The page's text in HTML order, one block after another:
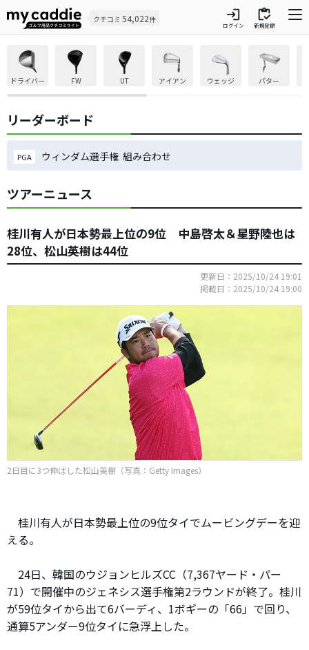
クチコミ 54,022件 login
ログイン
inventory
新規登録
ドライバー FW UT アイアン ウェッジ パター
リーダーボード
PGA ウィンダム選手権 組み合わせ
ツアーニュース
桂川有人が日本勢最上位の9位 中島啓太＆星野陸也は
28位、松山英樹は44位
更新日：2025/10/24 19:01
掲載日：2025/10/24 19:00
2日目に3つ伸ばした松山英樹（写真：Getty Images）
桂川有人が日本勢最上位の9位タイでムービングデーを迎
える。
24日、韓国のウジョンヒルズCC（7,367ヤード・パー
71）で開催中のジェネシス選手権第2ラウンドが終了。桂川
が59位タイから出て6バーディ、1ボギーの「66」で回り、
通算5アンダー9位タイに急浮上した。